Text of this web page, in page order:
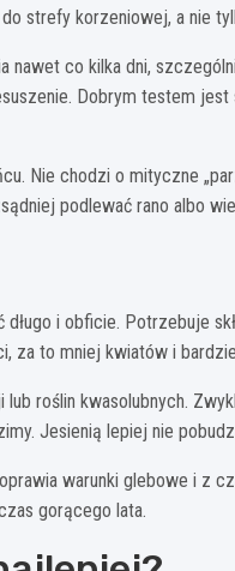
strefy korzeniowej, a nie
nawet co kilka dni,
Dobrym testem
Nie chodzi o mityczne
podlewać rano albo
i obficie. Potrzebuje
za to mniej kwiatów i
roślin kwasolubnych.
Jesienią lepiej nie
warunki glebowe i z
gorącego lata.